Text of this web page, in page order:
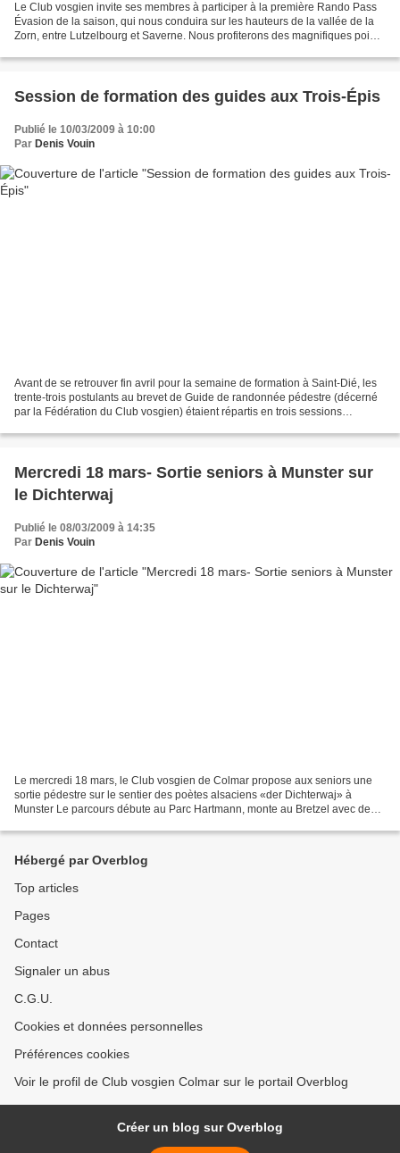
Le Club vosgien invite ses membres à participer à la première Rando Pass
Évasion de la saison, qui nous conduira sur les hauteurs de la vallée de la
Zorn, entre Lutzelbourg et Saverne. Nous profiterons des magnifiques points
Session de formation des guides aux Trois-Épis
Publié le 10/03/2009 à 10:00
Par Denis Vouin
Avant de se retrouver fin avril pour la semaine de formation à Saint-Dié, les
trente-trois postulants au brevet de Guide de randonnée pédestre (décerné
par la Fédération du Club vosgien) étaient répartis en trois sessions
Mercredi 18 mars- Sortie seniors à Munster sur
le Dichterwaj
Publié le 08/03/2009 à 14:35
Par Denis Vouin
Le mercredi 18 mars, le Club vosgien de Colmar propose aux seniors une
sortie pédestre sur le sentier des poètes alsaciens «der Dichterwaj» à
Munster Le parcours débute au Parc Hartmann, monte au Bretzel avec de
Hébergé par Overblog
Top articles
Pages
Contact
Signaler un abus
C.G.U.
Cookies et données personnelles
Préférences cookies
Voir le profil de Club vosgien Colmar sur le portail Overblog
Créer un blog sur Overblog